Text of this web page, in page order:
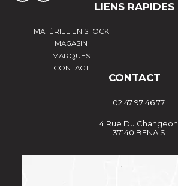
LIENS RAPIDES
MATÉRIEL EN STOCK
MAGASIN
MARQUES
CONTACT
CONTACT
02 47 97 46 77
4 Rue Du Changeon
37140 BENAIS